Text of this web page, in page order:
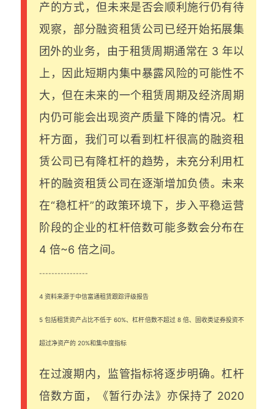
产的方式，但未来是否会顺利施行仍有待
观察，部分融资租赁公司已经开始拓展集
团外的业务，由于租赁周期通常在 3 年以
上，因此短期内集中暴露风险的可能性不
大，但在未来的一个租赁周期及经济周期
内仍可能会出现资产质量下降的情况。杠
杆方面，我们可以看到杠杆很高的融资租
赁公司已有降杠杆的趋势，未充分利用杠
杆的融资租赁公司在逐渐增加负债。未来
在“稳杠杆”的政策环境下，步入平稳运营
阶段的企业的杠杆倍数可能多数会分布在
4 倍~6 倍之间。
----------------
4 资料来源于中信富通租赁跟踪评级报告
5 包括租赁资产占比不低于 60%、杠杆倍数不超过 8 倍、固收类证券投资不
超过净资产的 20%和集中度指标
在过渡期内，监管指标将逐步明确。杠杆
倍数方面，《暂行办法》亦保持了 2020